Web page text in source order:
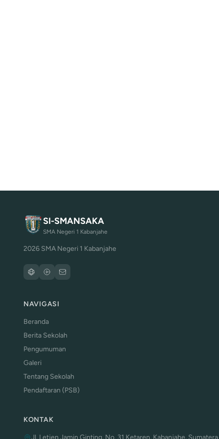
SI-SMANSAKA
SMA Negeri 1 Kabanjahe
2026 SMA Negeri 1 Kabanjahe
NAVIGASI
Beranda
Berita Sekolah
Pengumuman
Galeri
Tentang Sekolah
Pendaftaran (PSB)
KONTAK
Jl. Letjen Jamin Ginting, No. 31 Ketaren, Kabanjahe,